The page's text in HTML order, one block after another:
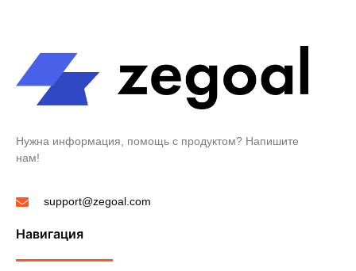
Нужна информация, помощь с продуктом? Напишите
нам!
support@zegoal.com
Навигация